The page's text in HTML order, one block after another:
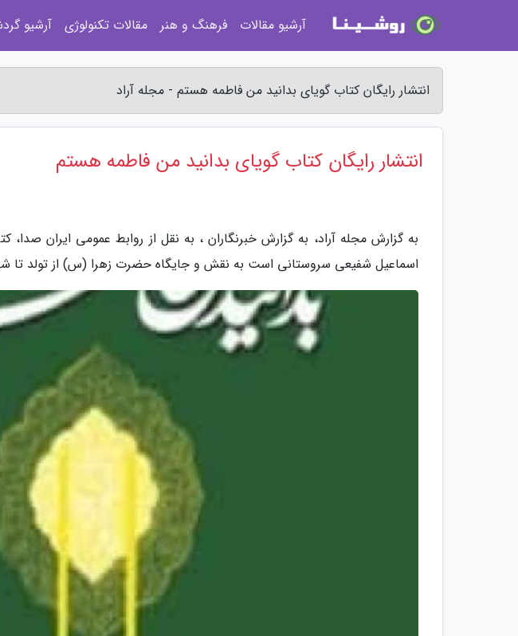
انتشار رایگان کتاب گویای بدانید من فاطمه هستم - مجله آراد
انتشار رایگان کتاب گویای بدانید من فاطمه هستم
به گزارش مجله آراد، به گزارش خبرنگاران ، به نقل از روابط عمومی ایران
اسماعیل شفیعی سروستانی است به نقش و جایگاه حضرت زهرا (س) از تولد تا
آرشیو مقالات فرهنگ و هنر مقالات تکنولوژی آرشیو